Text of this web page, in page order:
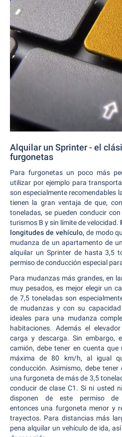
Alquilar un Sprinter - el
furgonetas
Para furgonetas un poco más
utilizar por ejemplo para
son especialmente recomendables
tienen la gran ventaja de que,
toneladas, se pueden conducir
turismos B y sin límite de velocidad.
longitudes de vehículo,de modo
mudanza de un apartamento de
alquilar un Sprinter de hasta 3,5
permiso de conducción especial
Para mudanzas más grandes, en
muy pesados, es mejor elegir un
de 7,5 toneladas son
de mudanzas y con su
ideales para una mudanza
habitaciones. Además el
carga y descarga. Sin embargo,
camión, debe tener en cuenta
máxima de 80 km/h, al igual
conducción. Asimismo, debe
una furgoneta de más de 3,5
conducir de clase C1. Si ni usted
disponen de este permiso de
entonces una furgoneta menor y
trayectos. Para distancias más
pena alquilar un vehículo de ida,